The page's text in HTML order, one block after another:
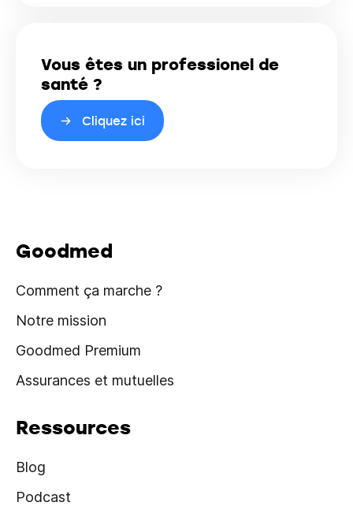
Vous êtes un professionel de
santé ?
Cliquez ici
Goodmed
Comment ça marche ?
Notre mission
Goodmed Premium
Assurances et mutuelles
Ressources
Blog
Podcast